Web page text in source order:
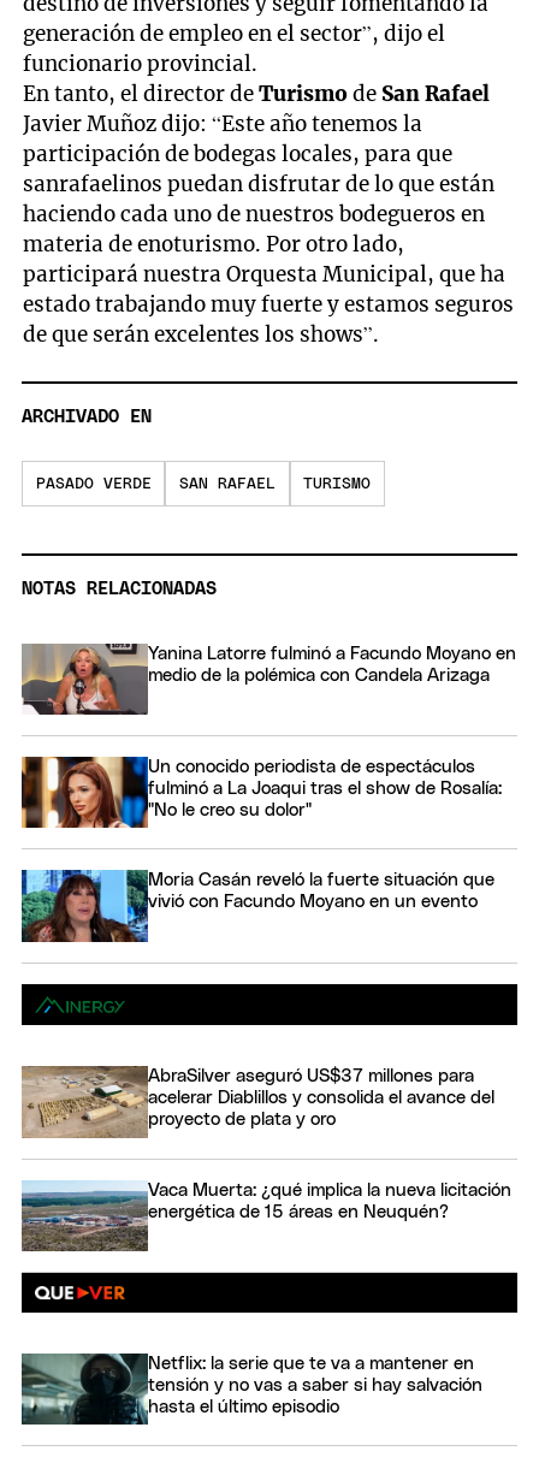
generación de empleo en el sector”, dijo el
funcionario provincial.
En tanto, el director deTurismode San Rafael
Javier Muñoz dijo: “Este año tenemos la
participación de bodegas locales, para que
sanrafaelinos puedan disfrutar de lo que están
haciendo cada uno de nuestros bodegueros en
materia de enoturismo. Por otro lado,
participará nuestra Orquesta Municipal, que ha
estado trabajando muy fuerte y estamos seguros
de que serán excelentes los shows”.
ARCHIVADO EN
PASADO VERDE SAN RAFAEL TURISMO
NOTAS RELACIONADAS
Yanina Latorre fulminó a Facundo Moyano en
medio de la polémica con Candela Arizaga
Un conocido periodista de espectáculos
fulminó a La Joaqui tras el show de Rosalía:
"No le creo su dolor"
Moria Casán reveló la fuerte situación que
vivió con Facundo Moyano en un evento
AbraSilver aseguró US$37 millones para
acelerar Diablillos y consolida el avance del
proyecto de plata y oro
Vaca Muerta: ¿qué implica la nueva licitación
energética de 15 áreas en Neuquén?
Netflix: la serie que te va a mantener en
tensión y no vas a saber si hay salvación
hasta el último episodio